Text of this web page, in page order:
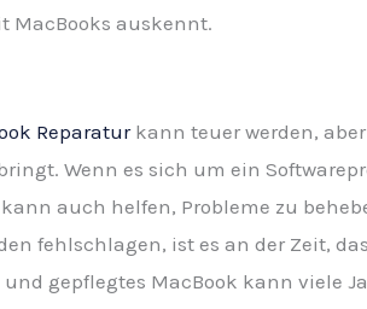
MacBooks auskennt.
Reparaturkann teuer werden,
Wenn es sich um ein
auch helfen, Probleme zu
fehlschlagen, ist es an der Zeit,
und gepflegtes MacBook kann viele